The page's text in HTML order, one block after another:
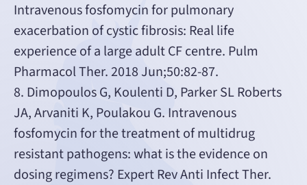
Intravenous fosfomycin for pulmonary
exacerbation of cystic fibrosis: Real life
experience of a large adult CF centre. Pulm
Pharmacol Ther. 2018 Jun;50:82-87.
8. Dimopoulos G, Koulenti D, Parker SL Roberts
JA, Arvaniti K, Poulakou G. Intravenous
fosfomycin for the treatment of multidrug
resistant pathogens: what is the evidence on
dosing regimens? Expert Rev Anti Infect Ther.